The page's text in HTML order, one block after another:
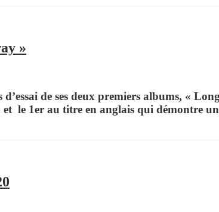
»
de ses deux premiers albums, «
et le 1er au titre en anglais qui démontre